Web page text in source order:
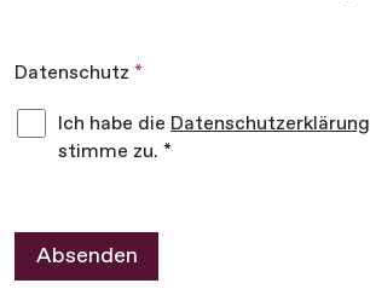
Datenschutz *
Ich habe die Datenschutzerklärung
stimme zu. *
Absenden